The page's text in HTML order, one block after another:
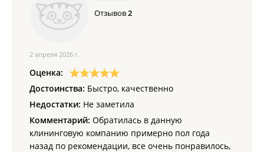
Отзывов2
2 апреля 2026 г.
Оценка:
Достоинства: Быстро, качественно
Недостатки: Не заметила
Комментарий: Обратилась в данную
клининговую компанию примерно пол года
назад по рекомендации, все очень понравилось,